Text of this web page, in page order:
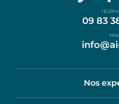
09 83
MAIL
Nos